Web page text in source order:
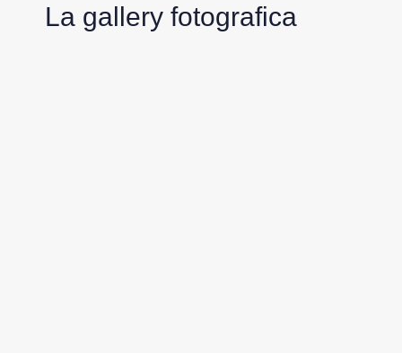
La gallery fotografica